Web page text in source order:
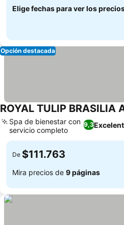
Elige fechas para ver los
Opción destacada
ROYAL TULIP BRASILIA
9,3
Spa de bienestar con
servicio completo
De $111.763
Mira precios de 9 páginas